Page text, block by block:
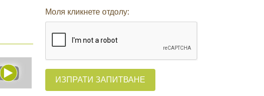
Моля кликнете отдолу:
ИЗПРАТИ ЗАПИТВАНЕ